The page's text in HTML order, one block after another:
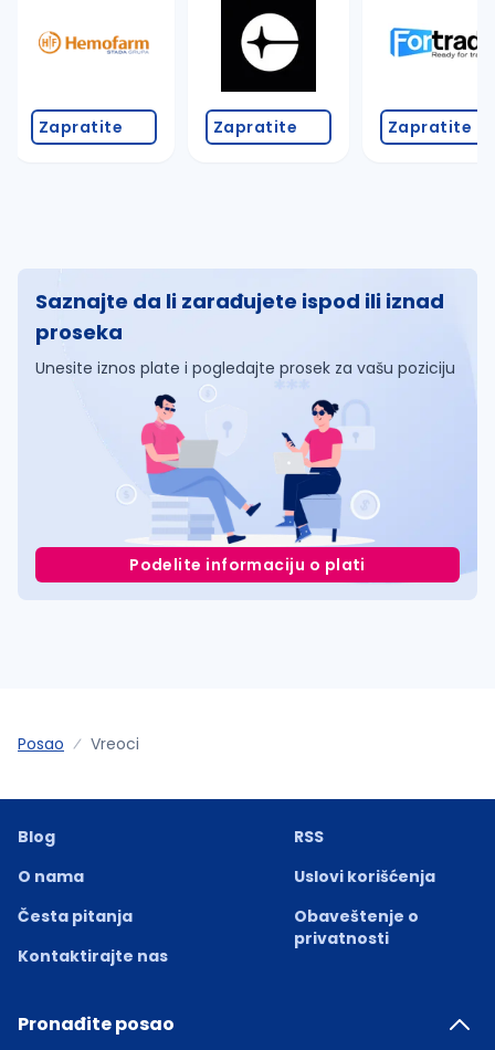
Zapratite Zapratite Zapratite
Saznajte da li zarađujete ispod ili iznad
proseka
Unesite iznos plate i pogledajte prosek za vašu poziciju
Podelite informaciju o plati
Posao Vreoci
Blog
O nama
Česta pitanja
Kontaktirajte nas
RSS
Uslovi korišćenja
Obaveštenje o
privatnosti
Pronađite posao